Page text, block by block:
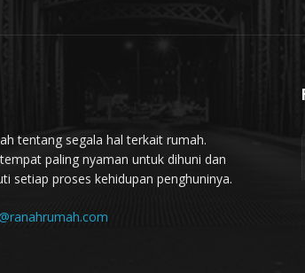
tentang segala hal terkait rumah.
paling nyaman untuk dihuni dan
setiap proses kehidupan penghuninya.